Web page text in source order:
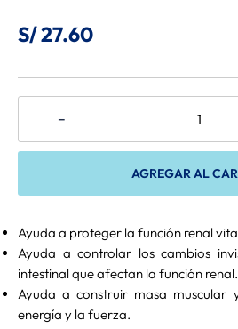
S/27.60
－
AGREGAR AL
Ayuda a proteger la función renal
Ayuda a controlar los cambios
intestinal que afectan la función renal.
Ayuda a construir masa
energía y la fuerza.
8 . Belcando